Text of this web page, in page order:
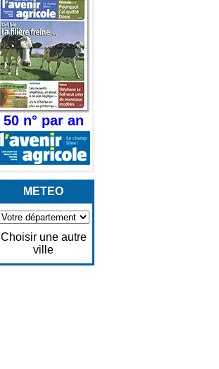
50 n° par an
METEO
Choisir une autre
ville